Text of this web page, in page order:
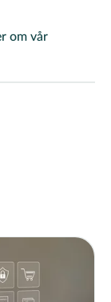
om vår